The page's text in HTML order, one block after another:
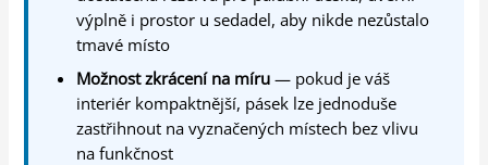
výplně i prostor u sedadel, aby nikde nezůstalo
tmavé místo
Možnost zkrácení na míru — pokud je váš
interiér kompaktnější, pásek lze jednoduše
zastřihnout na vyznačených místech bez vlivu
na funkčnost